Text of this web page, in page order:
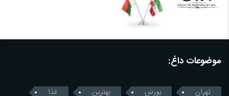
موضوعات داغ:
تهران بورس بهترین غذا